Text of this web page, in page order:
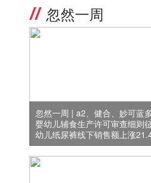
忽然一周
忽然一周 | a2、健合、妙可蓝
婴幼儿辅食生产许可审查细则
幼儿纸尿裤线下销售额上涨